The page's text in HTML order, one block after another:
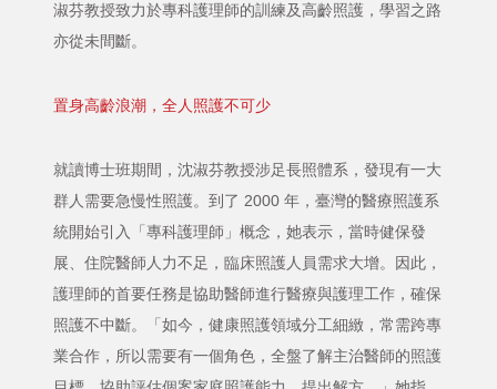
淑芬教授致力於專科護理師的訓練及高齡照護，學習之路
亦從未間斷。
置身高齡浪潮，全人照護不可少
就讀博士班期間，沈淑芬教授涉足長照體系，發現有一大
群人需要急慢性照護。到了 2000 年，臺灣的醫療照護系
統開始引入「專科護理師」概念，她表示，當時健保發
展、住院醫師人力不足，臨床照護人員需求大增。因此，
護理師的首要任務是協助醫師進行醫療與護理工作，確保
照護不中斷。「如今，健康照護領域分工細緻，常需跨專
業合作，所以需要有一個角色，全盤了解主治醫師的照護